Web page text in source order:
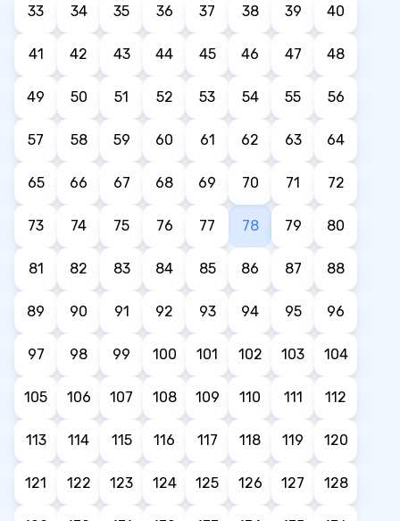
33 34 35 36 37 38 39 40
41 42 43 44 45 46 47 48
49 50 51 52 53 54 55 56
57 58 59 60 61 62 63 64
65 66 67 68 69 70 71 72
73 74 75 76 77 78 79 80
81 82 83 84 85 86 87 88
89 90 91 92 93 94 95 96
97 98 99 100 101 102 103 104
105 106 107 108 109 110 111 112
113 114 115 116 117 118 119 120
121 122 123 124 125 126 127 128